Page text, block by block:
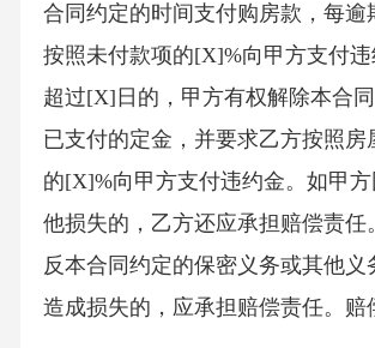
合同约定的时间支付购房款，每逾
按照未付款项的[X]%向甲方支付
超过[X]日的，甲方有权解除本合
已支付的定金，并要求乙方按照房
的[X]%向甲方支付违约金。如甲
他损失的，乙方还应承担赔偿责任
反本合同约定的保密义务或其他义
造成损失的，应承担赔偿责任。赔